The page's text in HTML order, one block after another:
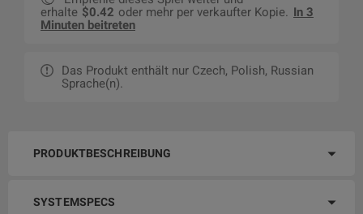
erhalte $0.42 oder mehr per verkaufter Kopie. In 3
Minuten beitreten
Das Produkt enthält nur Czech, Polish, Russian
Sprache(n).
PRODUKTBESCHREIBUNG
SYSTEMSPECS